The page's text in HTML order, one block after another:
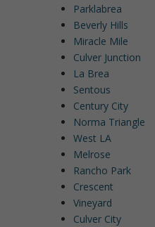
Parklabrea
Beverly Hills
Miracle Mile
Culver Junction
La Brea
Sentous
Century City
Norma Triangle
West LA
Melrose
Rancho Park
Crescent
Vineyard
Culver City